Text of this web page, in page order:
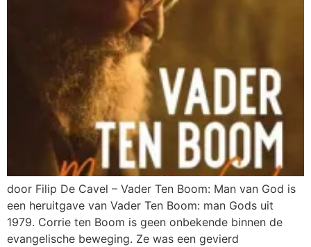
door Filip De Cavel – Vader Ten Boom: Man van God is
een heruitgave van Vader Ten Boom: man Gods uit
1979. Corrie ten Boom is geen onbekende binnen de
evangelische beweging. Ze was een gevierd